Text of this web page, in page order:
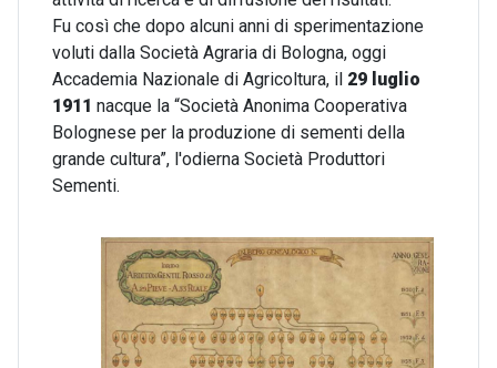
Fu così che dopo alcuni anni di sperimentazione
voluti dalla Società Agraria di Bologna, oggi
Accademia Nazionale di Agricoltura, il 29 luglio
1911 nacque la “Società Anonima Cooperativa
Bolognese per la produzione di sementi della
grande cultura”, l'odierna Società Produttori
Sementi.